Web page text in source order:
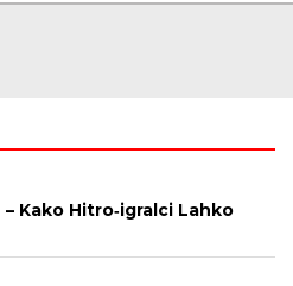
Kako Hitro‑igralci Lahko